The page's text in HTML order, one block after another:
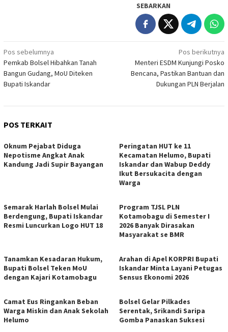
SEBARKAN
Navigasi
pos
Pos sebelumnya
Pemkab Bolsel Hibahkan Tanah
Bangun Gudang, MoU Diteken
Bupati Iskandar
Pos berikutnya
Menteri ESDM Kunjungi Posko
Bencana, Pastikan Bantuan dan
Dukungan PLN Berjalan
POS TERKAIT
Oknum Pejabat Diduga
Nepotisme Angkat Anak
Kandung Jadi Supir Bayangan
Peringatan HUT ke 11
Kecamatan Helumo, Bupati
Iskandar dan Wabup Deddy
Ikut Bersukacita dengan
Warga
Semarak Harlah Bolsel Mulai
Berdengung, Bupati Iskandar
Resmi Luncurkan Logo HUT 18
Program TJSL PLN
Kotamobagu di Semester I
2026 Banyak Dirasakan
Masyarakat se BMR
Tanamkan Kesadaran Hukum,
Bupati Bolsel Teken MoU
dengan Kajari Kotamobagu
Arahan di Apel KORPRI Bupati
Iskandar Minta Layani Petugas
Sensus Ekonomi 2026
Camat Eus Ringankan Beban
Warga Miskin dan Anak Sekolah
Helumo
Bolsel Gelar Pilkades
Serentak, Srikandi Saripa
Gomba Panaskan Suksesi